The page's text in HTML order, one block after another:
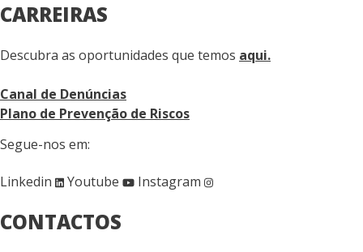
CARREIRAS
Descubra as oportunidades que temos aqui.
Canal de Denúncias
Plano de Prevenção de Riscos
Segue-nos em:
Linkedin Youtube Instagram
CONTACTOS